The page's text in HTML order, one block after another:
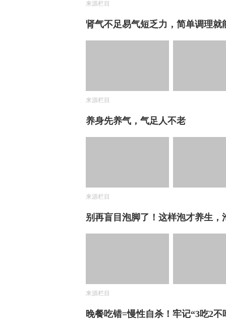
来源栏目
肾气不足易气短乏力，简单调理就
来源栏目
养身先养气，气足人不老
来源栏目
别再盲目泡脚了！这样泡才养生，
来源栏目
晚餐吃错=慢性自杀！牢记“3吃2